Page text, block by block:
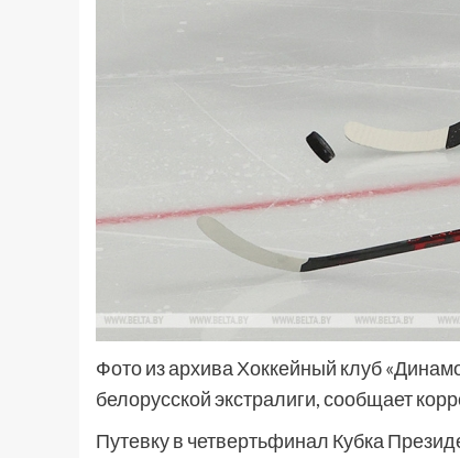
Фото из архива Хоккейный клуб
белорусской экстралиги, сообщает
Путевку в четвертьфинал Кубка